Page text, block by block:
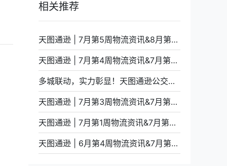
相关推荐
天图通逊 | 7月第5周物流资讯&8月第1周装柜计划
天图通逊 | 7月第4周物流资讯&7月第5周装柜计划
多城联动，实力彰显！天图通逊公交车体广告全面上线
天图通逊 | 7月第3周物流资讯&7月第4周装柜计划
天图通逊 | 7月第1周物流资讯&7月第2周装柜计划
天图通逊 | 6月第4周物流资讯&7月第1周装柜计划